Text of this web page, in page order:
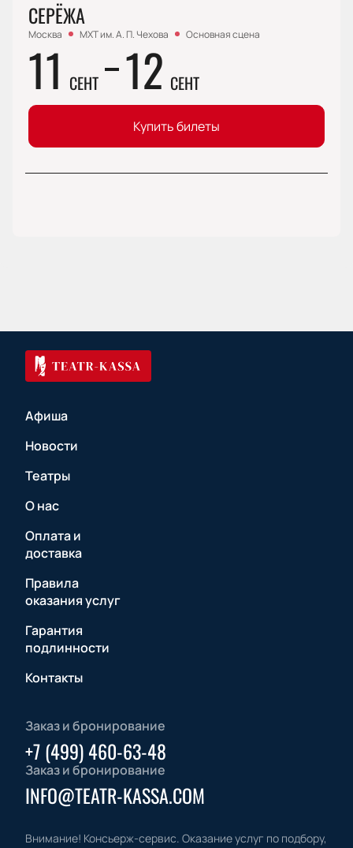
СЕРЁЖА
Москва МХТ им. А. П. Чехова Основная сцена
11 СЕНТ 12 СЕНТ
Купить билеты
Афиша
Новости
Театры
О нас
Оплата и
доставка
Правила
оказания услуг
Гарантия
подлинности
Контакты
Заказ и бронирование
+7 (499) 460-63-48
Заказ и бронирование
INFO@TEATR-KASSA.COM
Внимание! Консьерж-сервис. Оказание услуг по подбору,